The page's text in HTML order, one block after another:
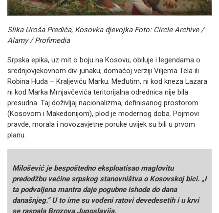
Slika Uroša Predića, Kosovka djevojka Foto: Circle Archive /
Alamy / Profimedia
Srpska epika, uz mit o boju na Kosovu, obiluje i legendama o
srednjovjekovnom div-junaku, domaćoj verziji Viljema Tela ili
Robina Huda – Kraljeviću Marku. Međutim, ni kod kneza Lazara
ni kod Marka Mrnjavčevića teritorijalna odrednica nije bila
presudna. Taj doživljaj nacionalizma, definisanog prostorom
(Kosovom i Makedonijom), plod je modernog doba. Pojmovi
pravde, morala i novozavjetne poruke uvijek su bili u prvom
planu.
Milošević je bespoštedno eksploatisao maglovitu
predodžbu većine srpskog stanovništva o Kosovskoj bici. „I
ta podvaljena mantra daje pogubne ishode do dana
današnjeg.“ U to ime su vođeni ratovi devedesetih i u krvi